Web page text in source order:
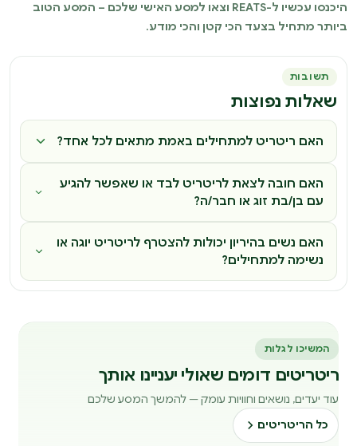
היכנסו עכשיו ל-REATS וצאו למסע האישי שלכם – המסע הטוב
ביותר מתחיל בצעד הכי קטן והכי מודע.
תשובות
שאלות נפוצות
האם ריטריט למתחילים באמת מתאים לכל אחד?
האם חובה לצאת לריטריט לבד או שאפשר להגיע
עם בן/בת זוג או חבר/ה?
האם נשים בהיריון יכולות להצטרף לריטריט יוגה או
נשימה למתחילים?
המשיכו לגלות
ריטריטים דומים שאולי יעניינו אותך
עוד יעדים, נושאים וחוויות עומק — להמשך המסע שלכם
כל הריטריטים